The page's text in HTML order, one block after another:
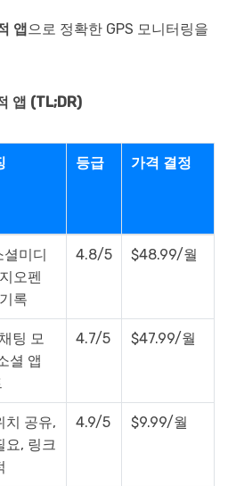
앱 으로 정확한 GPS 모니터링을
앱 (TL;DR)
등급 가격 결정
미디
오펜
록
4.8/5 $48.99/월
팅 모
셜 앱
4.7/5 $47.99/월
치 공유,
요, 링크
4.9/5 $9.99/월